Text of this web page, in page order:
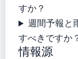
すか？
週間予報と
すべきですか
情報源